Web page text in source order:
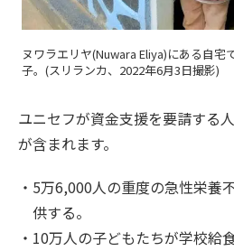
ヌワラエリヤ(Nuwara Eliya)にある自宅
子。(スリランカ、2022年6月3日撮影)
ユニセフが資金支援を要請する
が含まれます。
5万6,000人の重度の急性栄養
供する。
10万人の子どもたちが学校給